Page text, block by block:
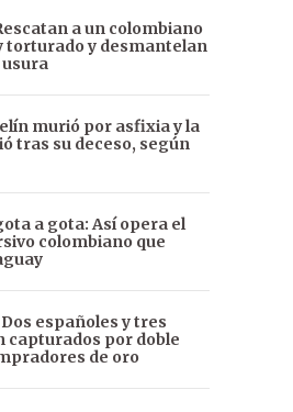
a un colombiano
torturado y desmantelan
usura
murió por asfixia y la
tras su deceso, según
a gota: Así opera el
colombiano que
españoles y tres
capturados por doble
de oro